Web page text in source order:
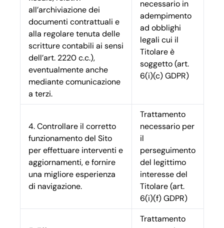
all’archiviazione dei
documenti contrattuali e
alla regolare tenuta delle
scritture contabili ai sensi
dell’art. 2220 c.c.),
eventualmente anche
mediante comunicazione
a terzi.
necessario in
adempimento
ad obblighi
legali cui il
Titolare è
soggetto (art.
6(i)(c) GDPR)
4. Controllare il corretto
funzionamento del Sito
per effettuare interventi e
aggiornamenti, e fornire
una migliore esperienza
di navigazione.
Trattamento
necessario per
il
perseguimento
del legittimo
interesse del
Titolare (art.
6(i)(f) GDPR)
Trattamento